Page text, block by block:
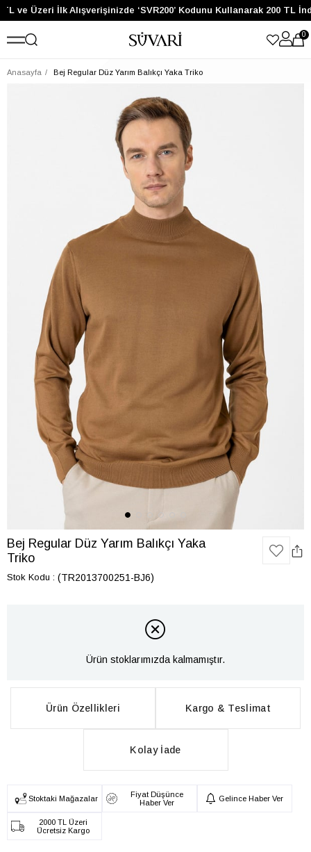
ve Üzeri İlk Alışverişinizde ‘SVR200’ Kodunu Kullanarak 200 TL
0
Anasayfa Bej Regular Düz Yarım Balıkçı Yaka Triko
Bej Regular Düz Yarım Balıkçı Yaka
Triko
Stok Kodu (TR2013700251-BJ6)
Ürün stoklarımızda kalmamıştır.
Ürün Özellikleri Kargo & Teslimat
Kolay İade
Stoktaki Mağazalar
Fiyat Düşünce
Haber Ver
Gelince Haber Ver
2000 TL Üzeri
Ücretsiz Kargo